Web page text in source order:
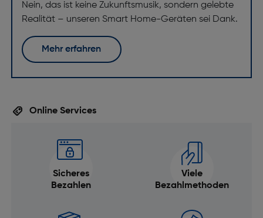
Nein, das ist keine Zukunftsmusik, sondern gelebte
Realität – unseren Smart Home-Geräten sei Dank.
Mehr erfahren
Online Services
Sicheres
Bezahlen
Viele
Bezahlmethoden